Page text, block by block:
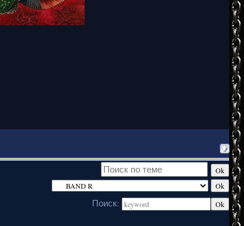
Поиск: